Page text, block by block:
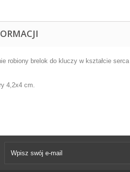
robiony brelok do kluczy w kształcie
4,2x4 cm.